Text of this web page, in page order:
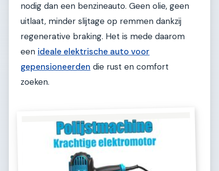
nodig dan een benzineauto. Geen olie, geen
uitlaat, minder slijtage op remmen dankzij
regenerative braking. Het is mede daarom
een ideale elektrische auto voor
gepensioneerden die rust en comfort
zoeken.